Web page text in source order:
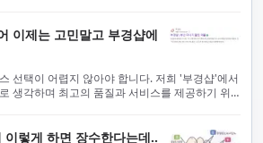
운영합니다. 이는 고객님의 최대 편의를 보장하
다.부경샵은 현장에서 바로 고객님께 서비스를
로 훈련된 관리사들을 다수 보유하고 있음을 자
프리미엄 부산 러시아 홈케어 경험을 제공하기
입니다.현 시대의 불확실성 속에서, 안전은 부경
속적으로 모니터링합니다.예약금을 요구하는 업
이제는 고민말고 부경샵에
선택이 어렵지 않아야 합니다. 저희 '부경샵'에서
생각하며 최고의 품질과 서비스를 제공하기 위
어 경험을 제공하고자 현장에서 직접 깨끗하고
렇게 하면 장수한다는데..